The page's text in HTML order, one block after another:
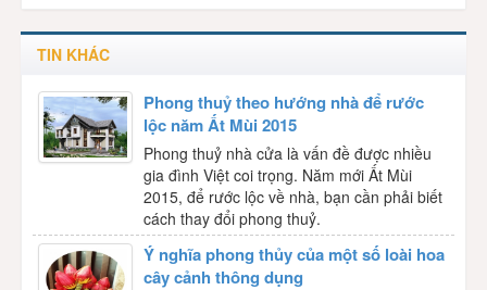
TIN KHÁC
Phong thuỷ theo hướng nhà để rước
lộc năm Ất Mùi 2015
Phong thuỷ nhà cửa là vấn đề được nhiều
gia đình Việt coi trọng. Năm mới Ất Mùi
2015, để rước lộc về nhà, bạn cần phải biết
cách thay đổi phong thuỷ.
Ý nghĩa phong thủy của một số loài hoa
cây cảnh thông dụng